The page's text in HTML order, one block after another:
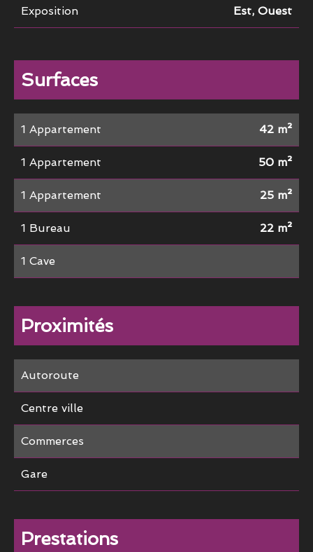
Exposition Est, Ouest
Surfaces
1 Appartement 42 m²
1 Appartement 50 m²
1 Appartement 25 m²
1 Bureau 22 m²
1 Cave
Proximités
Autoroute
Centre ville
Commerces
Gare
Prestations